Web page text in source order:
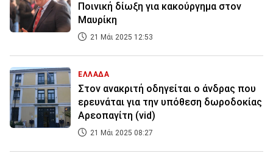
Ποινική δίωξη για κακούργημα στον
Μαυρίκη
21 Μάι 2025 12:53
ΕΛΛΑΔΑ
Στον ανακριτή οδηγείται ο άνδρας που
ερευνάται για την υπόθεση δωροδοκίας
Αρεοπαγίτη (vid)
21 Μάι 2025 08:27